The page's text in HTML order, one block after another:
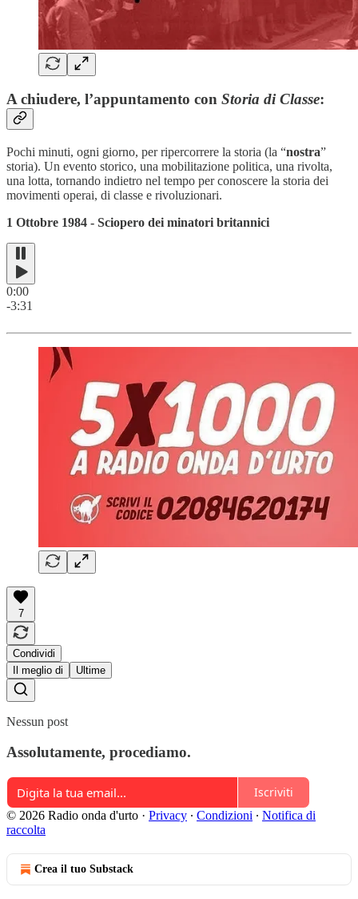
A chiudere, l’appuntamento con Storia di Classe:
Pochi minuti, ogni giorno, per ripercorrere la storia (la “nostra”
storia). Un evento storico, una mobilitazione politica, una rivolta,
una lotta, tornando indietro nel tempo per conoscere la storia dei
movimenti operai, di classe e rivoluzionari.
1 Ottobre 1984 - Sciopero dei minatori britannici
0:00
-3:31
7
Condividi
Il meglio di
Ultime
Nessun post
Assolutamente, procediamo.
Iscriviti
© 2026 Radio onda d'urto · Privacy ∙ Condizioni ∙ Notifica di
raccolta
Crea il tuo Substack